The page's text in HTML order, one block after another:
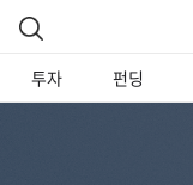
투자 펀딩